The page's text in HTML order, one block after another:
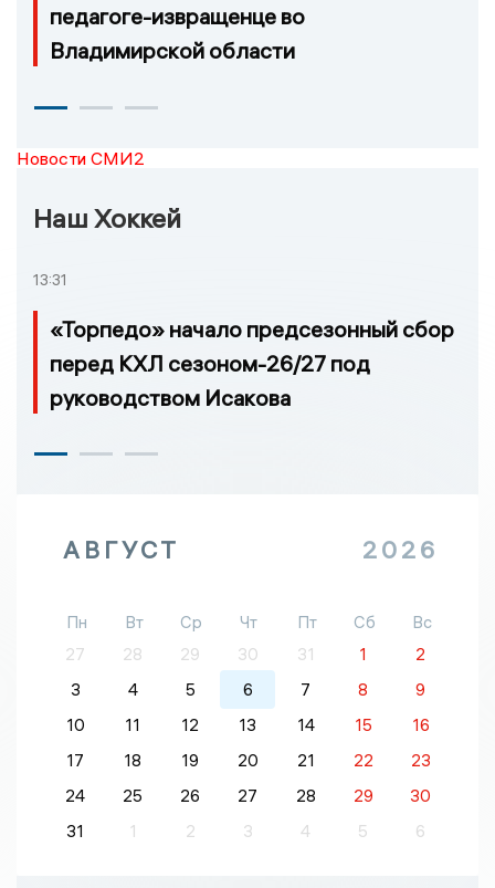
педагоге-извращенце во
Владимирской области
Новости СМИ2
Наш Хоккей
13:31
«Торпедо» начало предсезонный сбор
перед КХЛ сезоном-26/27 под
руководством Исакова
АВГУСТ 2026
Пн Вт Ср Чт Пт Сб
Вс
27
28 29 30 31 1
2
3
4 5 6 7 8
9
10
11 12 13 14 15
16
17
18 19 20 21 22
23
24
25 26 27 28 29
30
31
1 2 3 4 5 6